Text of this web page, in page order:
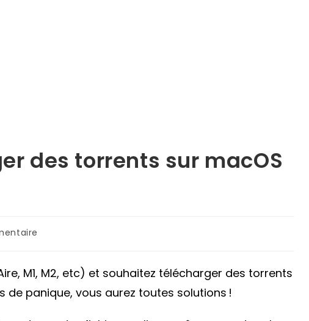
des torrents sur macOS
M1, M2, etc) et souhaitez télécharger des torrents
de panique, vous aurez toutes solutions !